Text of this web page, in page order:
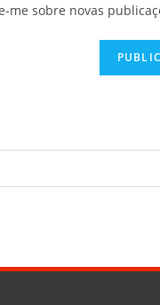
me sobre novas